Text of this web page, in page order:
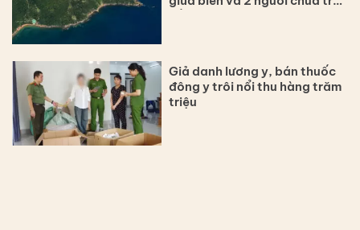
Giả danh lương y, bán thuốc
đông y trôi nổi thu hàng trăm
triệu